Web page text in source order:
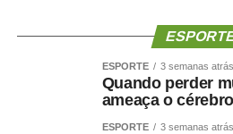
Dra. Ana Rosa Job
Rosângela Santos
ESPORTE 3 semanas atrás
Quando perder
ameaça o cérebro
ESPORTE 3 semanas atrás